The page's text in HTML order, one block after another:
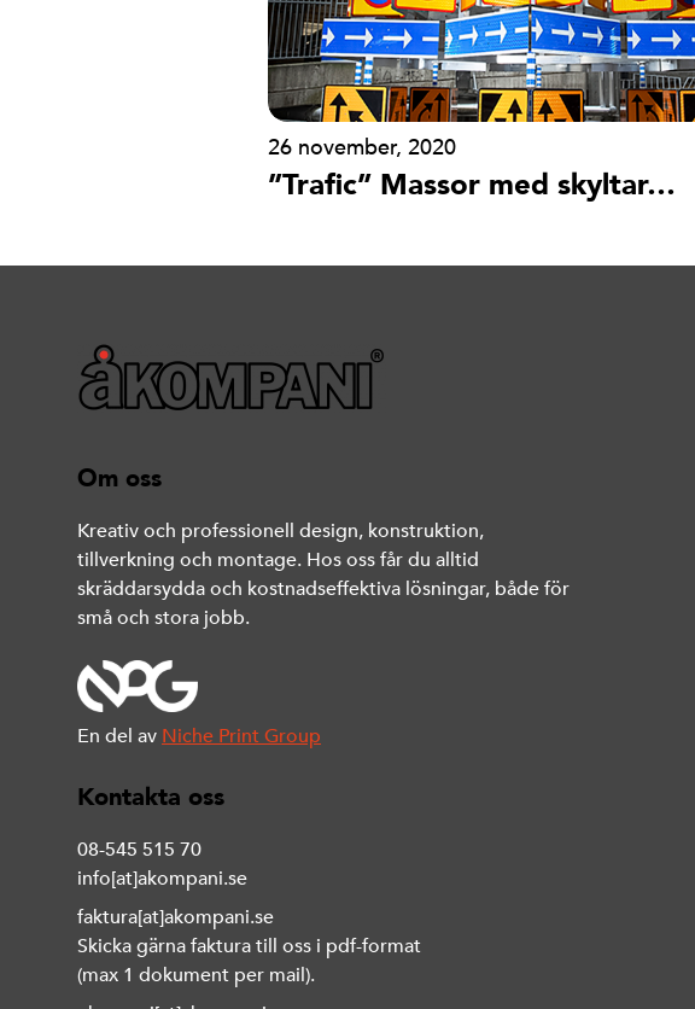
26 november, 2020
”Trafic” Massor med skyltar…
Om oss
Kreativ och professionell design, konstruktion,
tillverkning och montage. Hos oss får du alltid
skräddarsydda och kostnadseffektiva lösningar, både för
små och stora jobb.
En del av Niche Print Group
Kontakta oss
08-545 515 70
info[at]akompani.se
faktura[at]akompani.se
Skicka gärna faktura till oss i pdf-format
(max 1 dokument per mail).